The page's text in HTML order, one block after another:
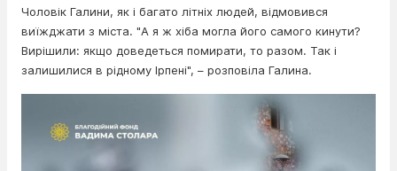
Чоловік Галини, як і багато літніх людей, відмовився
виїжджати з міста. "А я ж хіба могла його самого кинути?
Вирішили: якщо доведеться помирати, то разом. Так і
залишилися в рідному Ірпені", – розповіла Галина.